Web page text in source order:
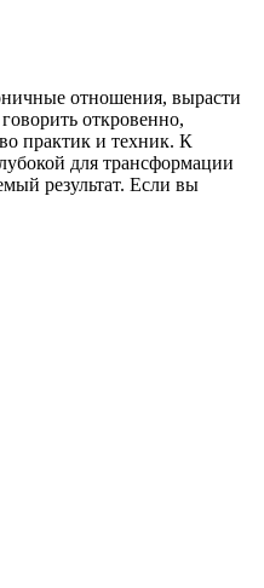
отношения, вырасти
откровенно,
практик и техник. К
для трансформации
результат. Если вы